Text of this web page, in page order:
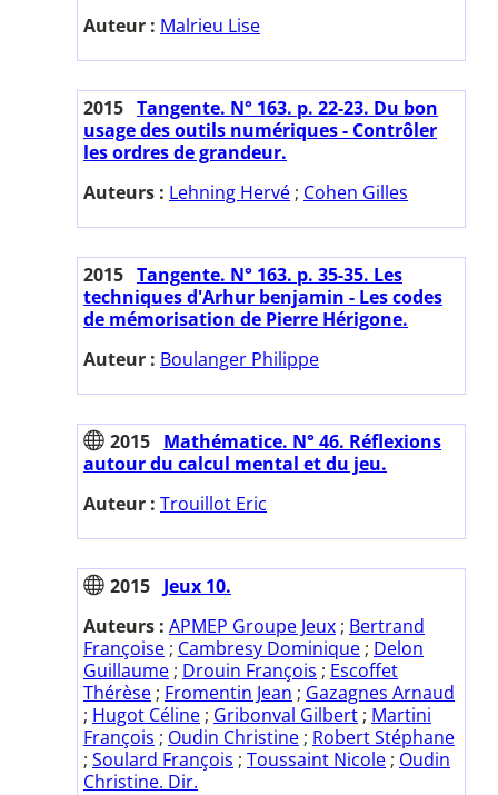
Auteur : Malrieu Lise
2015 Tangente. N° 163. p. 22-23. Du bon
usage des outils numériques - Contrôler
les ordres de grandeur.
Auteurs : Lehning Hervé ; Cohen Gilles
2015 Tangente. N° 163. p. 35-35. Les
techniques d'Arhur benjamin - Les codes
de mémorisation de Pierre Hérigone.
Auteur : Boulanger Philippe
2015 Mathématice. N° 46. Réflexions
autour du calcul mental et du jeu.
Auteur : Trouillot Eric
2015 Jeux 10.
Auteurs : APMEP Groupe Jeux ; Bertrand
Françoise ; Cambresy Dominique ; Delon
Guillaume ; Drouin François ; Escoffet
Thérèse ; Fromentin Jean ; Gazagnes Arnaud
; Hugot Céline ; Gribonval Gilbert ; Martini
François ; Oudin Christine ; Robert Stéphane
; Soulard François ; Toussaint Nicole ; Oudin
Christine. Dir.